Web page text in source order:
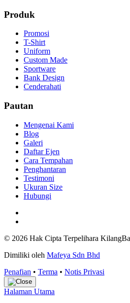
Produk
Promosi
T-Shirt
Uniform
Custom Made
Sportware
Bank Design
Cenderahati
Pautan
Mengenai Kami
Blog
Galeri
Daftar Ejen
Cara Tempahan
Penghantaran
Testimoni
Ukuran Size
Hubungi
© 2026 Hak Cipta Terpelihara
Dimiliki oleh Mafeya Sdn Bhd
Penafian • Terma • Notis Privasi
Halaman Utama